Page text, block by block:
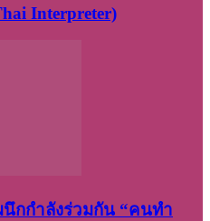
Interpreter)
กกำลังร่วมกัน “คนทำ